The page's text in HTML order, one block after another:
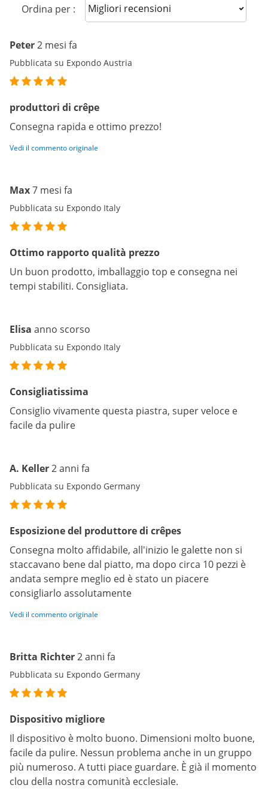
Ordina per : Sort reviews
Peter2 mesi fa
Pubblicata su Expondo Austria
produttori di crêpe
Consegna rapida e ottimo prezzo!
Vedi il commento originale
Max7 mesi fa
Pubblicata su Expondo Italy
Ottimo rapporto qualità prezzo
Un buon prodotto, imballaggio top e consegna nei
tempi stabiliti. Consigliata.
Elisa anno scorso
Pubblicata su Expondo Italy
Consigliatissima
Consiglio vivamente questa piastra, super veloce e
facile da pulire
A. Keller2 anni fa
Pubblicata su Expondo Germany
Esposizione del produttore di crêpes
Consegna molto affidabile, all'inizio le galette non si
staccavano bene dal piatto, ma dopo circa 10 pezzi è
andata sempre meglio ed è stato un piacere
consigliarlo assolutamente
Vedi il commento originale
Britta Richter2 anni fa
Pubblicata su Expondo Germany
Dispositivo migliore
Il dispositivo è molto buono. Dimensioni molto buone,
facile da pulire. Nessun problema anche in un gruppo
più numeroso. A tutti piace guardare. È già il momento
clou della nostra comunità ecclesiale.